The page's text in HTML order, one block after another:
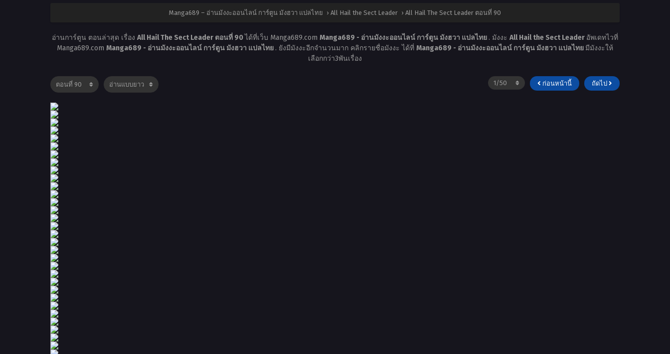
Manga689 – อ่านมังงะออนไลน์ การ์ตูน มังฮวา แปลไทย › All Hail the Sect Leader › All Hail The Sect Leader ตอนที่ 90
อ่านการ์ตูน ตอนล่าสุด เรื่อง All Hail The Sect Leader ตอนที่ 90ได้ที่เว็บ Manga689.com Manga689 - อ่านมังงะออนไลน์ การ์ตูน มังฮวา แปลไทย . มังงะ All Hail the Sect Leader อัพเดทไวที่
Manga689.com Manga689 - อ่านมังงะออนไลน์ การ์ตูน มังฮวา แปลไทย . ยังมีมังงะอีกจำนวนมาก คลิกรายชื่อมังงะ ได้ที่ Manga689 - อ่านมังงะออนไลน์ การ์ตูน มังฮวา แปลไทย มีมังงะให้
เลือกกว่า3พันเรื่อง
ก่อนหน้านี้ ถัดไป